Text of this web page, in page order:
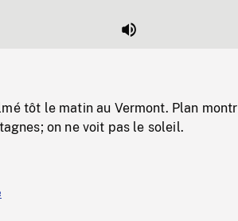
Mute
tôt le matin au Vermont. Plan
on ne voit pas le soleil.